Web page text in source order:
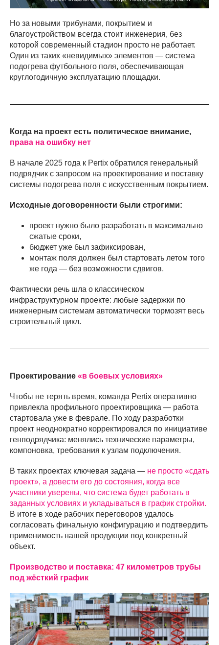
Но за новыми трибунами, покрытием и
благоустройством всегда стоит инженерия, без
которой современный стадион просто не работает.
Один из таких «невидимых» элементов — система
подогрева футбольного поля, обеспечивающая
круглогодичную эксплуатацию площадки.
Когда на проект есть политическое внимание,
права на ошибку нет
В начале 2025 года к Pertix обратился генеральный
подрядчик с запросом на проектирование и поставку
системы подогрева поля с искусственным покрытием.
Исходные договоренности были строгими:
проект нужно было разработать в максимально
сжатые сроки,
бюджет уже был зафиксирован,
монтаж поля должен был стартовать летом того
же года — без возможности сдвигов.
Фактически речь шла о классическом
инфраструктурном проекте: любые задержки по
инженерным системам автоматически тормозят весь
строительный цикл.
Проектирование «в боевых условиях»
Чтобы не терять время, команда Pertix оперативно
привлекла профильного проектировщика — работа
стартовала уже в феврале. По ходу разработки
проект неоднократно корректировался по инициативе
генподрядчика: менялись технические параметры,
компоновка, требования к узлам подключения.
В таких проектах ключевая задача — не просто «сдать
проект», а довести его до состояния, когда все
участники уверены, что система будет работать в
заданных условиях и укладываться в график стройки.
В итоге в ходе рабочих переговоров удалось
согласовать финальную конфигурацию и подтвердить
применимость нашей продукции под конкретный
объект.
Производство и поставка: 47 километров трубы
под жёсткий график